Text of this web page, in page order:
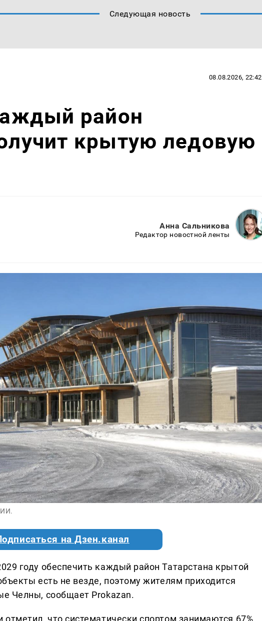
Следующая новость
08.08.2026, 22:42
район
крытую ледовую
Анна Сальникова
Редактор новостной ленты
на Дзен.канал
году обеспечить каждый район Татарстана крытой
есть не везде, поэтому жителям приходится
Челны, сообщает Prokazan.